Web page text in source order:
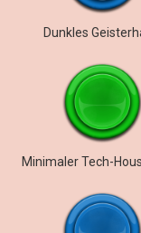
Dunkles
Minimaler Tech-